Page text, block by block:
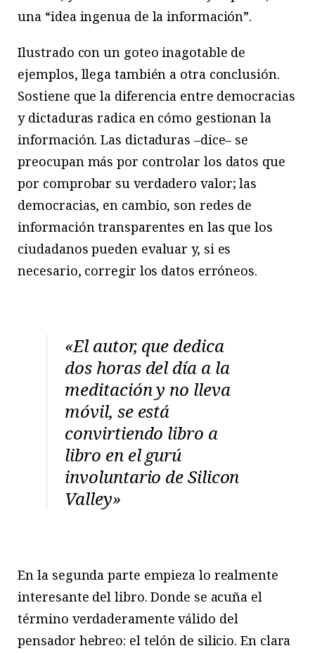
una “idea ingenua de la información”.
Ilustrado con un goteo inagotable de
ejemplos, llega también a otra conclusión.
Sostiene que la diferencia entre democracias
y dictaduras radica en cómo gestionan la
información. Las dictaduras –dice– se
preocupan más por controlar los datos que
por comprobar su verdadero valor; las
democracias, en cambio, son redes de
información transparentes en las que los
ciudadanos pueden evaluar y, si es
necesario, corregir los datos erróneos.
«El autor, que dedica
dos horas del día a la
meditación y no lleva
móvil, se está
convirtiendo libro a
libro en el gurú
involuntario de Silicon
Valley»
En la segunda parte empieza lo realmente
interesante del libro. Donde se acuña el
término verdaderamente válido del
pensador hebreo: el telón de silicio. En clara